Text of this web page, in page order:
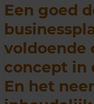
Een goed
voldoende
concept in
En het